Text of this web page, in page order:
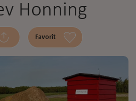
Honning
Favorit